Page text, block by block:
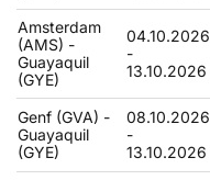
Amsterdam
(AMS) -
Guayaquil
(GYE)
04.10.2026
-
13.10.2026
Genf (GVA) -
Guayaquil
(GYE)
08.10.2026
-
13.10.2026